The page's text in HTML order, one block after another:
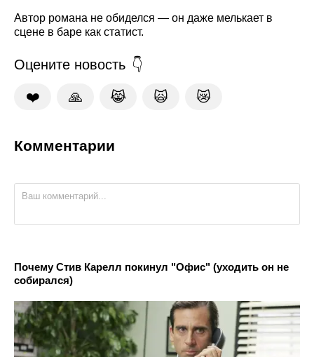
Автор романа не обиделся — он даже мелькает в
сцене в баре как статист.
Оцените новость
❤️ 🙏 😹 🙀 😿
Комментарии
Почему Стив Карелл покинул "Офис" (уходить он не
собирался)